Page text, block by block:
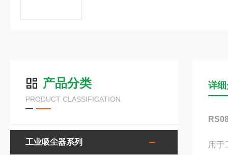
产品分类
PRODUCT CLASSIFICATION
工业吸尘器系列
详
用于